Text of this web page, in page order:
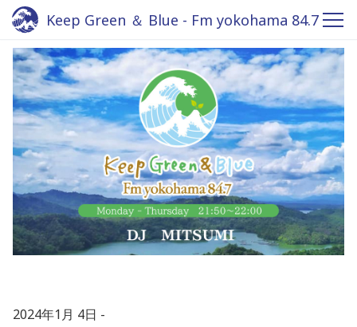
Keep Green ＆ Blue - Fm yokohama 84.7
2024年1月 4日